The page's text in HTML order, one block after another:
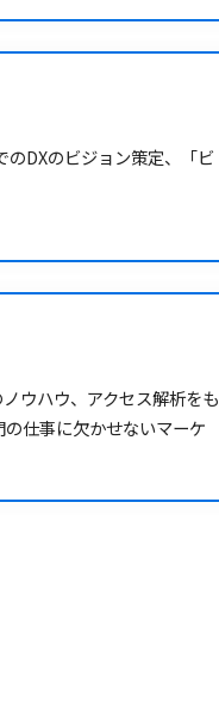
DXのビジョン策定、「ビ
ウハウ、アクセス解析をも
仕事に欠かせないマーケ